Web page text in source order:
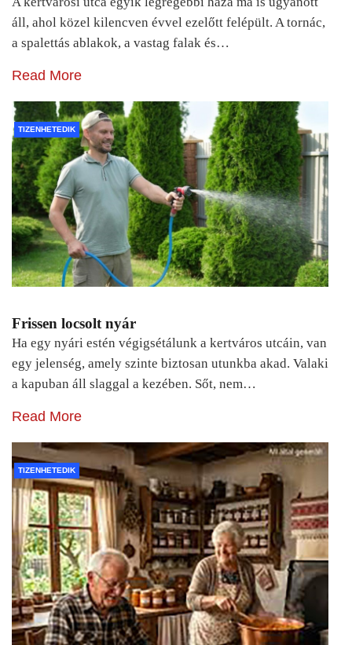
áll, ahol közel kilencven évvel ezelőtt felépült. A tornác,
a spalettás ablakok, a vastag falak és…
Read More
TIZENHETEDIK
Frissen locsolt nyár
Ha egy nyári estén végigsétálunk a kertváros utcáin, van
egy jelenség, amely szinte biztosan utunkba akad. Valaki
a kapuban áll slaggal a kezében. Sőt, nem…
Read More
TIZENHETEDIK